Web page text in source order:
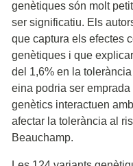
genètiques són molt
ser significatiu. Els
que captura els efectes
genètiques i que
del 1,6% en la
eina podria ser
genètics interactuen
afectar la tolerància al
Beauchamp.